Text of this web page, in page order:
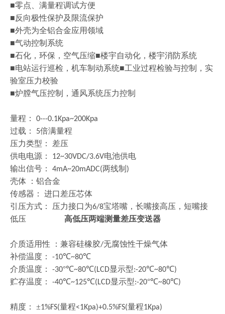
■零点、满量程调试方便
■反向极性保护及限流保护
■外壳为全铝合金应用领域
■气动控制系统
■石化，环保，空气压缩■楼宇自动化，楼宇消防系统
■电站运行巡检，机车制动系统■工业过程检验与控制，实
验室压力校验
■炉膛气压控制，通风系统压力控制
量程： 0---0.1Kpa~200Kpa
过载： 5倍满量程
压力类型：
差压
供电电源：
12~30VDC/3.6V电池供电
输出信号：
4mA~20mADC(两线制 )
壳体
：铝合金
传感器：
进口差压芯体
引压方式：
压力接口为6/8宝塔嘴，长嘴接高压，短嘴接
低压 高低压两端测量差压变送器
介质适用性 ：兼容硅橡胶/无腐蚀性干燥气体
补偿温度：
-10℃~80℃
介质温度：
-30°℃~80℃(LCD显示型:-20℃~80℃)
贮存温度： -40℃~125℃(LCD显示型:-20°℃~80℃)
精度： ±1%FS(量程<1Kpa)+0.5%FS(量程1Kpa)